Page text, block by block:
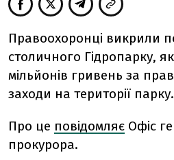
Правоохоронці викрили
столичного Гідропарку,
мільйонів гривень за
заходи на території парку.
Про це повідомляє Офіс
прокурора.